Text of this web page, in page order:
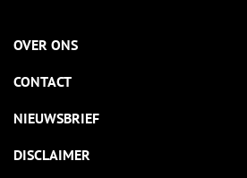
OVER ONS
CONTACT
NIEUWSBRIEF
DISCLAIMER